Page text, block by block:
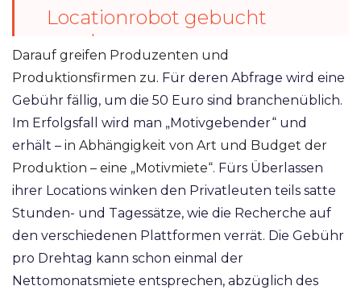
Locationrobot gebucht
werden:
https://t.co/7OEO6cFN3U
#fotolocation
#photolocation
#filmlocation #fotostudio
#mietstudio
#mietfotostudio #bunker
#mietbunker #köln
#cologne
pic.twitter.com/JN1AVX65Im
Darauf greifen Produzenten und
Produktionsfirmen zu. Für deren Abfrage wird eine
Gebühr fällig, um die 50 Euro sind branchenüblich.
Im Erfolgsfall wird man „Motivgebender“ und
erhält – in Abhängigkeit von Art und Budget der
Produktion – eine „Motivmiete“. Fürs Überlassen
ihrer Locations winken den Privatleuten teils satte
Stunden- und Tagessätze, wie die Recherche auf
den verschiedenen Plattformen verrät. Die Gebühr
pro Drehtag kann schon einmal der
Nettomonatsmiete entsprechen, abzüglich des